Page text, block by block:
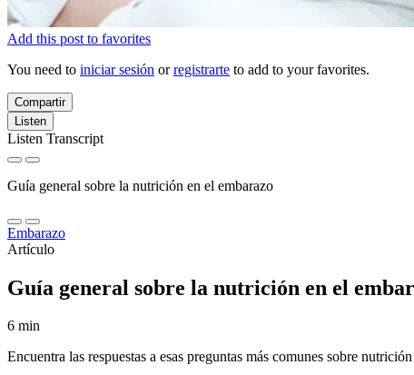
Add this post to favorites
You need to iniciar sesión orregistrarte to add to your favorites.
Compartir
Listen
Listen Transcript
Guía general sobre la nutrición en el embarazo
Embarazo
Artículo
Guía general sobre la nutrición en el
6 min
Encuentra las respuestas a esas preguntas más comunes sobre